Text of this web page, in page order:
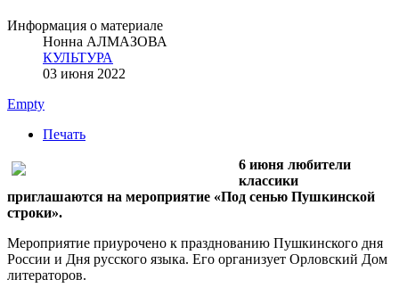
Информация о материале
Нонна АЛМАЗОВА
КУЛЬТУРА
03 июня 2022
Empty
Печать
6 июня любители
классики
приглашаются на мероприятие «Под сенью Пушкинской
строки».
Мероприятие приурочено к празднованию Пушкинского дня
России и Дня русского языка. Его организует Орловский Дом
литераторов.